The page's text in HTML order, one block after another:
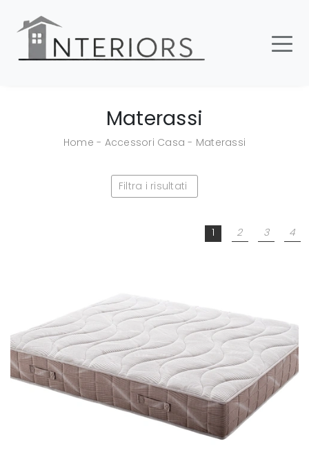
Materassi
Home - Accessori Casa - Materassi
Filtra i risultati
1 2 3 4